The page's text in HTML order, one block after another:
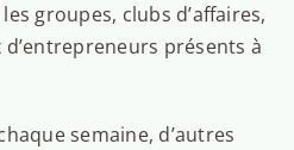
groupes, clubs d’affaires,
présents à
semaine, d’autres